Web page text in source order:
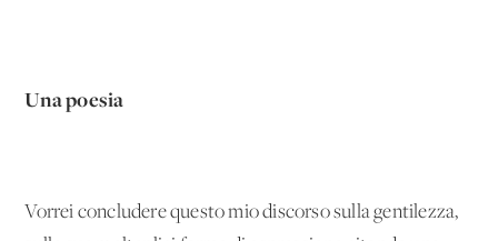
Una poesia
Vorrei concludere questo mio discorso sulla gentilezza,